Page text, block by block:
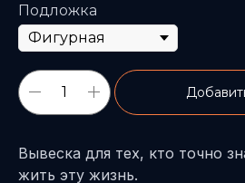
Подложка
Вывеска для тех, кто точно
жить эту жизнь.